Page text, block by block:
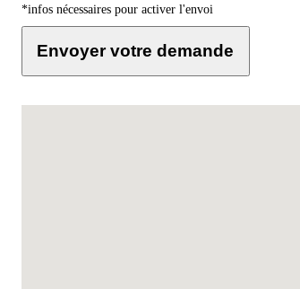
*infos nécessaires pour activer l'envoi
Envoyer votre demande